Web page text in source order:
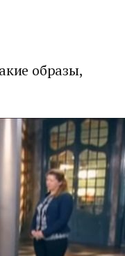
образы,